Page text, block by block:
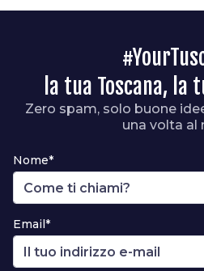
la tua Toscana,
Zero spam, solo buone
una volta al
Nome*
Email*